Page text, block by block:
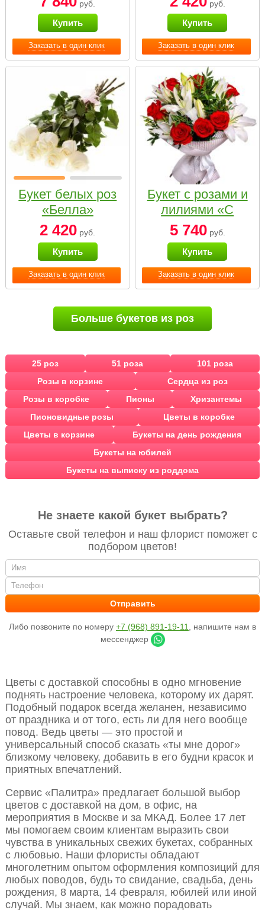
Заказать в один клик
руб.
Купить
Заказать в один клик
руб.
Купить
Заказать в один клик
Букет белых роз
«Белла»
2 420 руб.
Купить
Заказать в один клик
Букет с розами и
лилиями «С
наилучшими
пожеланиями»
5 740руб.
Купить
Больше букетов из роз
25 роз 51 роза
101 роза
Розы в корзине
Сердца из роз
Розы в коробке
Пионы
Хризантемы
Пионовидные розы
Цветы в коробке
Цветы в корзине
Букеты на день рождения
Букеты на юбилей
Букеты на выписку из роддома
Не знаете какой букет выбрать?
Оставьте свой телефон и наш флорист поможет с
подбором цветов!
Либо позвоните по номеру +7 (968) 891-19-11
, напишите нам в
мессенджер
Цветы с доставкой способны в одно мгновение
поднять настроение человека, которому их дарят.
Подобный подарок всегда желанен, независимо
от праздника и от того, есть ли для него вообще
повод. Ведь цветы — это простой и
универсальный способ сказать «ты мне дорог»
близкому человеку, добавить в его будни красок и
приятных впечатлений.
Сервис «Палитра» предлагает большой выбор
цветов с доставкой на дом, в офис, на
мероприятия в Москве и за МКАД. Более 17 лет
мы помогаем своим клиентам выразить свои
чувства в уникальных свежих букетах, собранных
с любовью. Наши флористы обладают
многолетним опытом оформления композиций для
любых поводов, будь то свидание, свадьба, день
рождения, 8 марта, 14 февраля, юбилей или иной
случай. Мы знаем, как можно порадовать